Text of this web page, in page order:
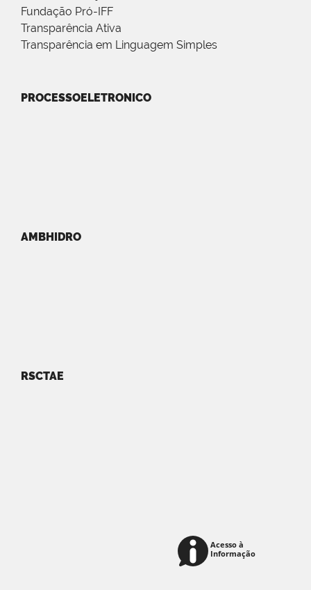
Fundação Pró-IFF
Transparência Ativa
Transparência em Linguagem Simples
PROCESSOELETRONICO
AMBHIDRO
RSCTAE